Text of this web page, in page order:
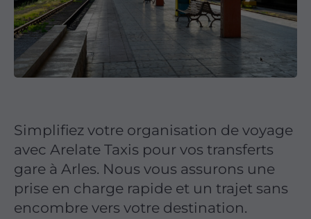
Simplifiez votre organisation de voyage
avec Arelate Taxis pour vos transferts
gare à Arles. Nous vous assurons une
prise en charge rapide et un trajet sans
encombre vers votre destination.